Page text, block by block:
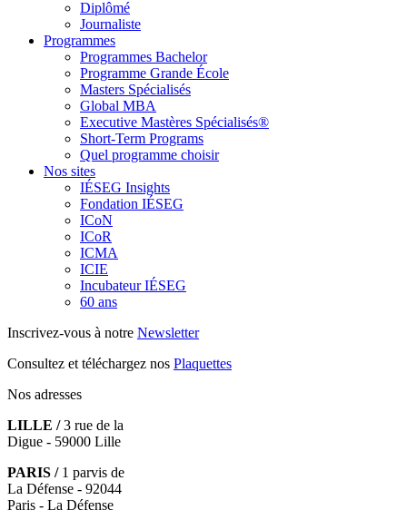
Diplômé
Journaliste
Programmes
Programmes Bachelor
Programme Grande École
Masters Spécialisés
Global MBA
Executive Mastères Spécialisés®
Short-Term Programs
Quel programme choisir
Nos sites
IÉSEG Insights
Fondation IÉSEG
ICoN
ICoR
ICMA
ICIE
Incubateur IÉSEG
60 ans
Inscrivez-vous à notre Newsletter
Consultez et téléchargez nos Plaquettes
Nos adresses
LILLE /3 rue de la
Digue - 59000 Lille
PARIS /1 parvis de
La Défense - 92044
Paris - La Défense